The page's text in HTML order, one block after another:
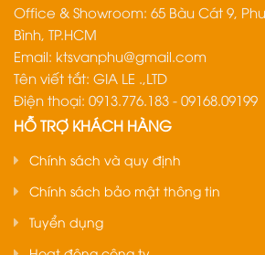
Office & Showroom: 65 Bàu Cát 9,
Bình, TP.HCM
Email: ktsvanphu@gmail.com
Tên viết tắt: GIA LE .,LTD
Điện thoại: 0913.776.183 - 09168.09199
HỖ TRỢ KHÁCH HÀNG
Chính sách và quy định
Chính sách bảo mật thông tin
Tuyển dụng